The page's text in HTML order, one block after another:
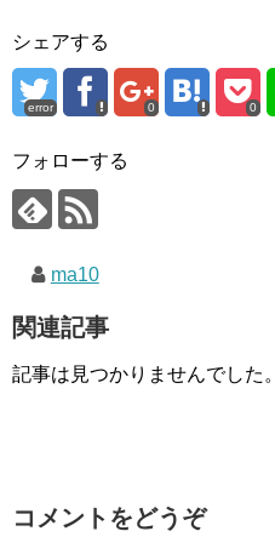
シェアする
error 0 0
フォローする
ma10
関連記事
記事は見つかりませんでした。
コメントをどうぞ